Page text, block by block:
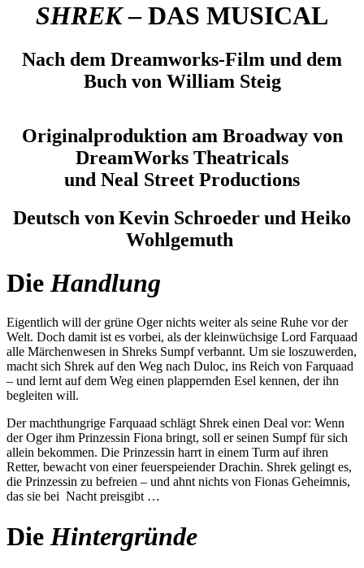
SHREK– DAS MUSICAL
Nach dem Dreamworks-Film und dem
Buch von William Steig
Originalproduktion am Broadway von
DreamWorks Theatricals
und Neal Street Productions
Deutsch von Kevin Schroeder und Heiko
Wohlgemuth
Die Handlung
Eigentlich will der grüne Oger nichts weiter als seine Ruhe vor der
Welt. Doch damit ist es vorbei, als der kleinwüchsige Lord Farquaad
alle Märchenwesen in Shreks Sumpf verbannt. Um sie loszuwerden,
macht sich Shrek auf den Weg nach Duloc, ins Reich von Farquaad
– und lernt auf dem Weg einen plappernden Esel kennen, der ihn
begleiten will.
Der machthungrige Farquaad schlägt Shrek einen Deal vor: Wenn
der Oger ihm Prinzessin Fiona bringt, soll er seinen Sumpf für sich
allein bekommen. Die Prinzessin harrt in einem Turm auf ihren
Retter, bewacht von einer feuerspeiender Drachin. Shrek gelingt es,
die Prinzessin zu befreien – und ahnt nichts von Fionas Geheimnis,
das sie bei Nacht preisgibt …
Die Hintergründe